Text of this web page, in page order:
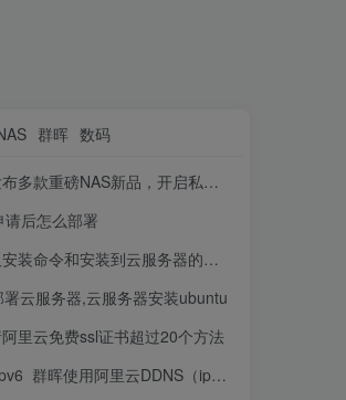
群晖 数码
款重磅NAS新品，开启私有云新世代
请后怎么部署
装命令和安装到云服务器的方法
云服务器,云服务器安装ubuntu
里云免费ssl证书超过20个方法
群晖使用阿里云DDNS（ipv4和ipv6）